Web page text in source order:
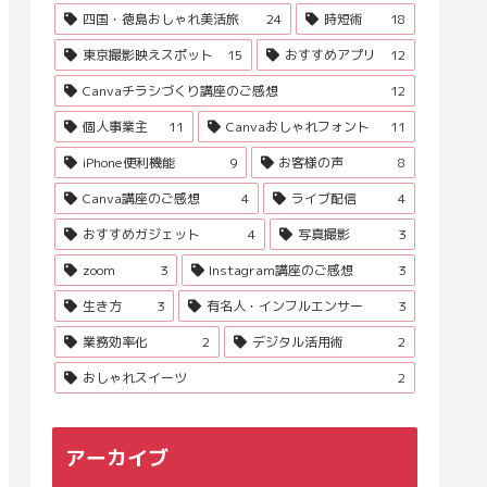
四国・徳島おしゃれ美活旅 24 時短術
18
東京撮影映えスポット
15 おすすめアプリ
12
Canvaチラシづくり講座のご感想
12
個人事業主
11 Canvaおしゃれフォント
11
iPhone便利機能
9 お客様の声
8
Canva講座のご感想
4 ライブ配信
4
おすすめガジェット
4 写真撮影
3
zoom
3 Instagram講座のご感想
3
生き方
3 有名人・インフルエンサー
3
業務効率化
2 デジタル活用術
2
おしゃれスイーツ
2
アーカイブ